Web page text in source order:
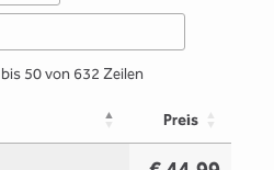
50 von 632 Zeilen
Preis